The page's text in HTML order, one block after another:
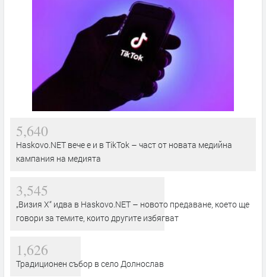
5,640
Haskovo.NET вече е и в TikTok – част от новата медийна
кампания на медията
3,545
„Визия Х“ идва в Haskovo.NET – новото предаване, което ще
говори за темите, които другите избягват
1,626
Традиционен събор в село Долнослав